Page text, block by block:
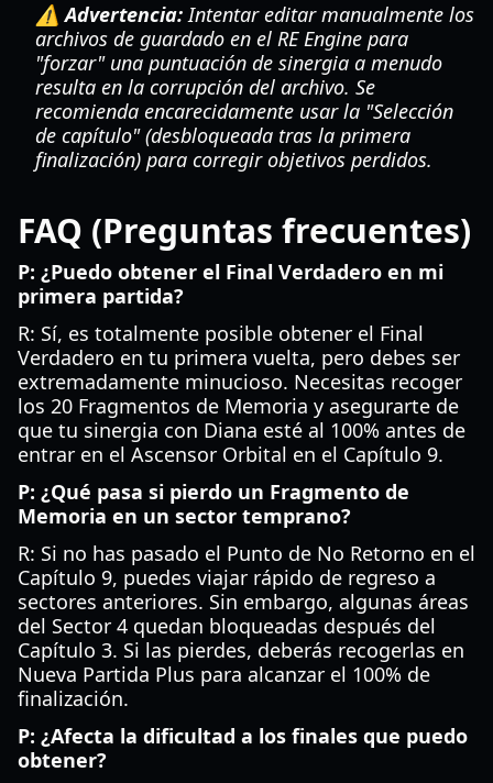
⚠️ Advertencia:Intentar editar manualmente los
archivos de guardado en el RE Engine para
"forzar" una puntuación de sinergia a menudo
resulta en la corrupción del archivo. Se
recomienda encarecidamente usar la "Selección
de capítulo" (desbloqueada tras la primera
finalización) para corregir objetivos perdidos.
FAQ (Preguntas frecuentes)
P: ¿Puedo obtener el Final Verdadero en mi
primera partida?
R: Sí, es totalmente posible obtener el Final
Verdadero en tu primera vuelta, pero debes ser
extremadamente minucioso. Necesitas recoger
los 20 Fragmentos de Memoria y asegurarte de
que tu sinergia con Diana esté al 100% antes de
entrar en el Ascensor Orbital en el Capítulo 9.
P: ¿Qué pasa si pierdo un Fragmento de
Memoria en un sector temprano?
R: Si no has pasado el Punto de No Retorno en el
Capítulo 9, puedes viajar rápido de regreso a
sectores anteriores. Sin embargo, algunas áreas
del Sector 4 quedan bloqueadas después del
Capítulo 3. Si las pierdes, deberás recogerlas en
Nueva Partida Plus para alcanzar el 100% de
finalización.
P: ¿Afecta la dificultad a los finales que puedo
obtener?